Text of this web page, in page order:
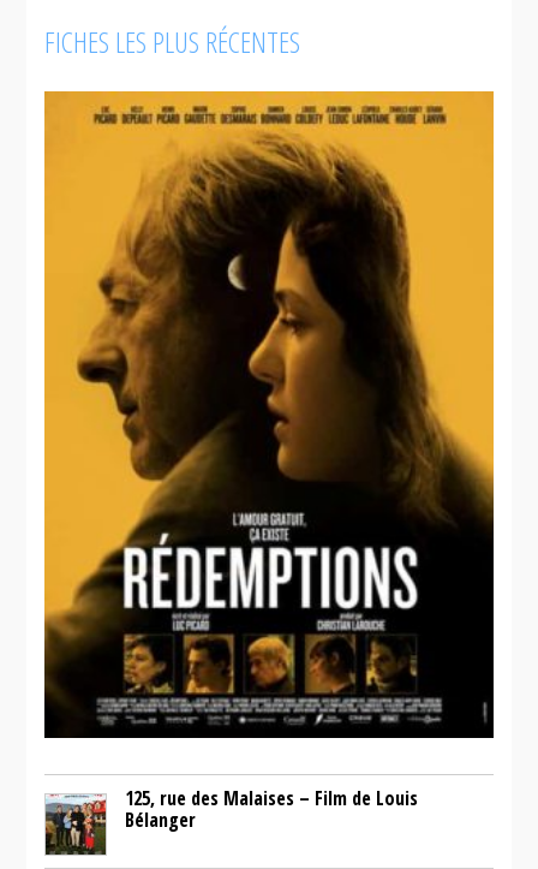
Marécages
FICHES LES PLUS RÉCENTES
125, rue des Malaises – Film de Louis
Bélanger